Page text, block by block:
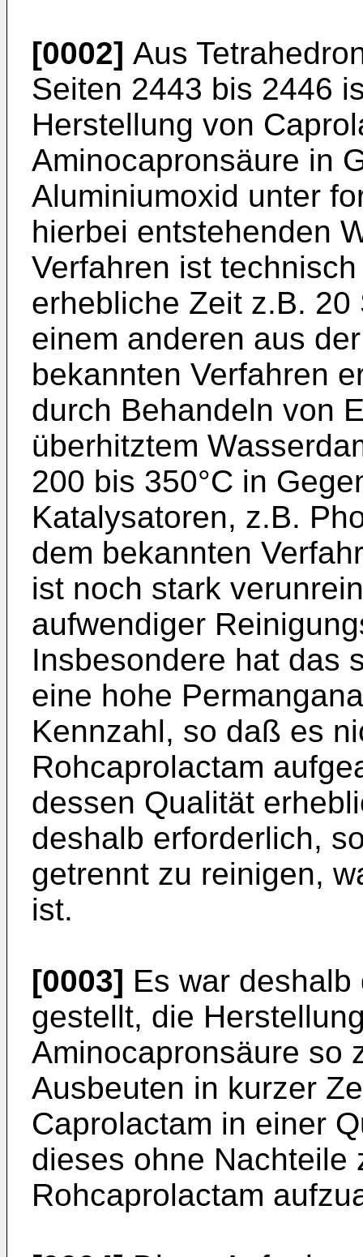
[0002] Aus
Seiten 2443 bis 2446
Herstellung von
Aminocapronsäure in
Aluminiumoxid unter
hierbei entstehenden
Verfahren ist
erhebliche Zeit z.B.
einem anderen aus
bekannten Verfahren
durch Behandeln von
überhitztem
200 bis 350°C in
Katalysatoren, z.B.
dem bekannten
ist noch stark
aufwendiger
Insbesondere hat das
eine hohe
Kennzahl, so daß es
Rohcaprolactam
dessen Qualität
deshalb erforderlich,
getrennt zu reinigen,
ist.
[0003] Es war
gestellt, die
Aminocapronsäure so
Ausbeuten in kurzer
Caprolactam in einer
dieses ohne Nachteile
Rohcaprolactam